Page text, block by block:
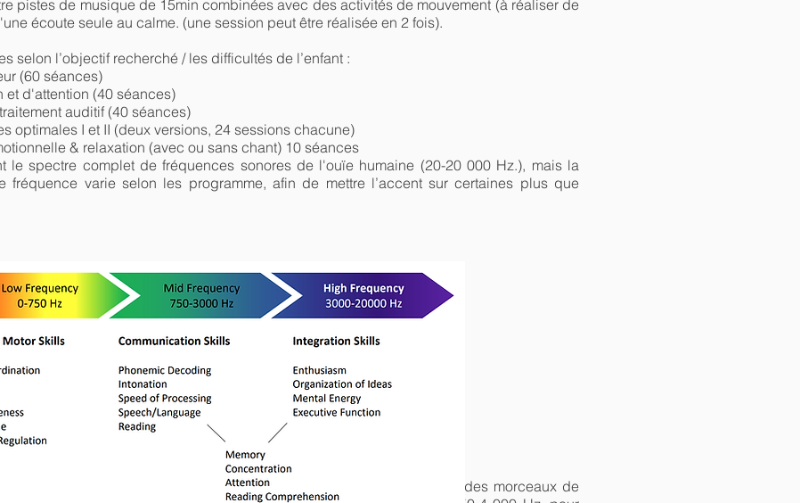
pistes de musique de 15min combinées avec des activités de mouvement (à réaliser de
écoute seule au calme. (une session peut être réalisée en 2 fois).
selon l’objectif recherché / les difficultés de l’enfant :
(60 séances)
et d'attention (40 séances)
auditif (40 séances)
optimales I et II (deux versions, 24 sessions chacune)
& relaxation (avec ou sans chant) 10 séances
le spectre complet de fréquences sonores de l'ouïe humaine (20-20 000 Hz.), mais la
varie selon les programme, afin de mettre l’accent sur certaines plus que
un problème de lecture ou des difficultés de langage peut écouter des morceaux de